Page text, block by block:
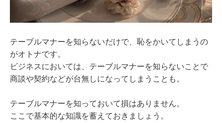
テーブルマナーを知らないだけで、恥をかいてしまうの
がオトナです。
ビジネスにおいては、テーブルマナーを知らないことで
商談や契約などが台無しになってしまうことも。
テーブルマナーを知っておいて損はありません。
ここで基本的な知識を蓄えておきましょう。